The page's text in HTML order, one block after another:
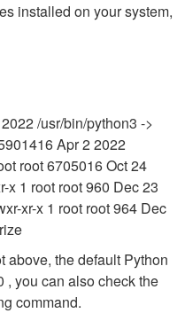
installed on your system,
/usr/bin/python3 ->
Apr 2 2022
root 6705016 Oct 24
x 1 root root 960 Dec 23
xr-x 1 root root 964 Dec
above, the default Python
, you can also check the
command.